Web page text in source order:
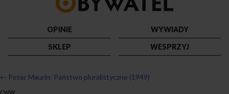
strony
OPINIE
WYWIADY
SKLEP
WESPRZYJ
← Peter Maurin: Państwo pluralistyczne (1949)
cww